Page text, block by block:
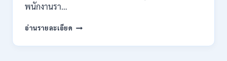
พนักงานรา…
อ่านรายละเอียด กรม
ทหาร